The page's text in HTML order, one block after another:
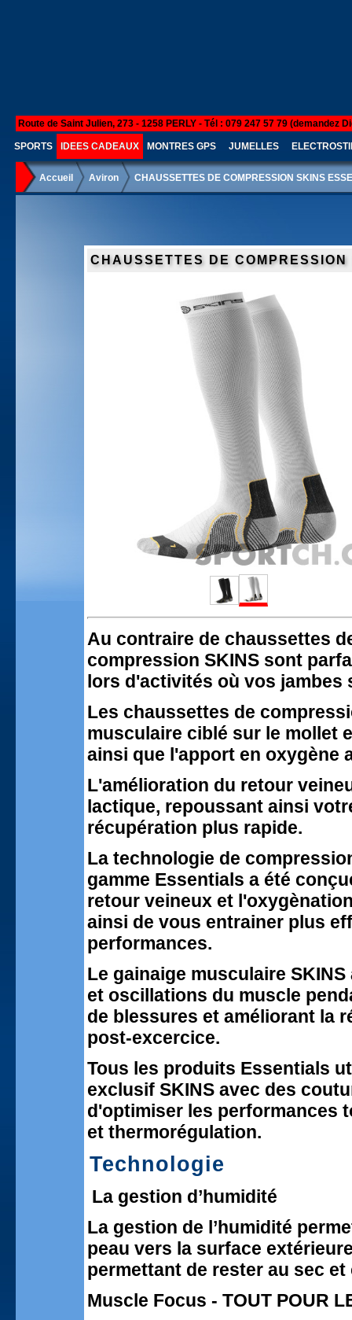
Route de Saint Julien, 273 - 1258 PERLY - Tél : 079 247 57 79 (demandez
SPORTS IDEES CADEAUX MONTRES GPS JUMELLES
Accueil Aviron CHAUSSETTES DE COMPRESSION SKINS
CHAUSSETTES DE
Au contraire de chaussettes
compression SKINS sont
lors d'activités où vos
Les chaussettes de
musculaire ciblé sur le mollet
ainsi que l'apport en oxygène
L'amélioration du retour
lactique, repoussant ainsi
récupération plus rapide.
La technologie de
gamme Essentials a été
retour veineux et
ainsi de vous entrainer plus
performances.
Le gainaige musculaire
et oscillations du muscle
de blessures et améliorant la
post-excercice.
Tous les produits Essentials
exclusif SKINS avec des
d'optimiser les performances
et thermorégulation.
Technologie
La gestion d’humidité
La gestion de l’humidité
peau vers la surface
permettant de rester au sec
Muscle Focus - TOUT POUR